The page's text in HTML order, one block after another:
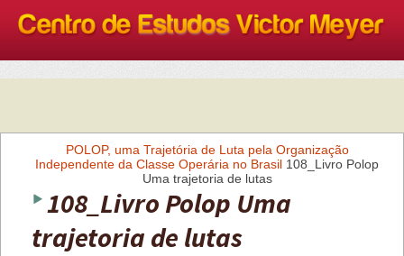
POLOP, uma Trajetória de Luta pela Organização
Independente da Classe Operária no Brasil 108_Livro Polop
Uma trajetoria de lutas
108_Livro Polop Uma
trajetoria de lutas